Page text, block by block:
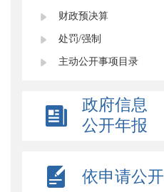
财政预决算
处罚/强制
主动公开事项目录
政府信息
公开年报
依申请公开